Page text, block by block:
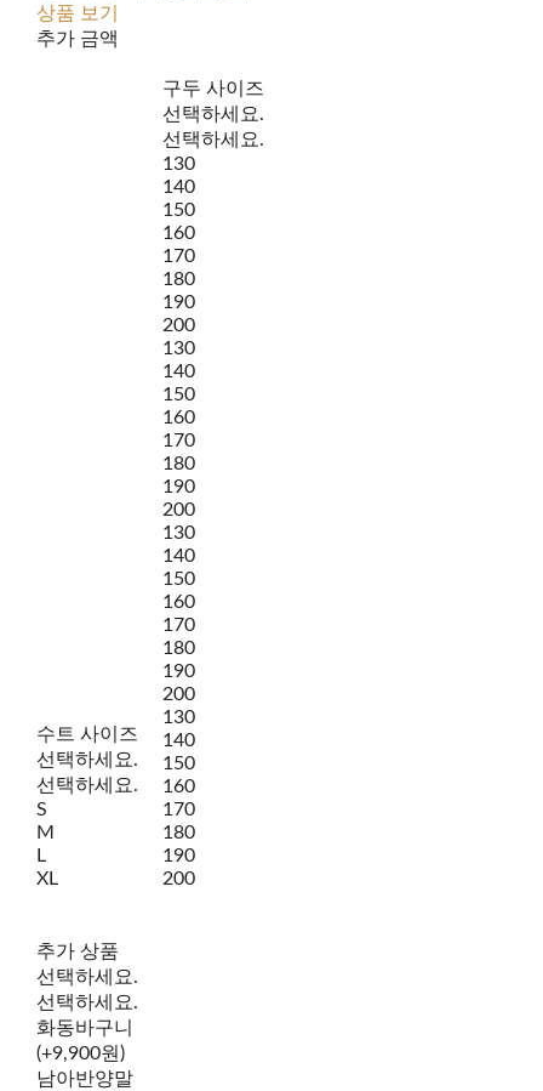
상품 보기
추가 금액
수트 사이즈
선택하세요.
선택하세요.
S
M
L
XL
구두 사이즈
선택하세요.
선택하세요.
130
140
150
160
170
180
190
200
130
140
150
160
170
180
190
200
130
140
150
160
170
180
190
200
130
140
150
160
170
180
190
200
추가 상품
선택하세요.
선택하세요.
화동바구니
(+9,900원)
남아반양말